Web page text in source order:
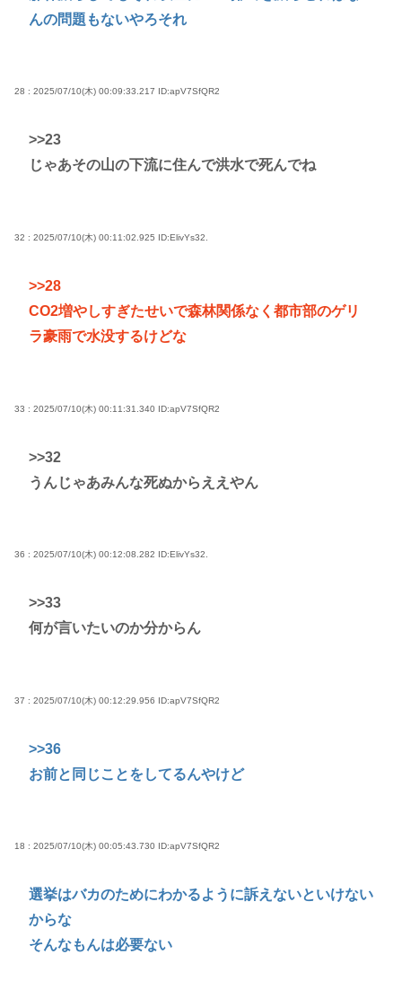
んの問題もないやろそれ
28 : 2025/07/10(木) 00:09:33.217 ID:apV7SfQR2
>>23
じゃあその山の下流に住んで洪水で死んでね
32 : 2025/07/10(木) 00:11:02.925 ID:ElivYs32.
>>28
CO2増やしすぎたせいで森林関係なく都市部のゲリ
ラ豪雨で水没するけどな
33 : 2025/07/10(木) 00:11:31.340 ID:apV7SfQR2
>>32
うんじゃあみんな死ぬからええやん
36 : 2025/07/10(木) 00:12:08.282 ID:ElivYs32.
>>33
何が言いたいのか分からん
37 : 2025/07/10(木) 00:12:29.956 ID:apV7SfQR2
>>36
お前と同じことをしてるんやけど
18 : 2025/07/10(木) 00:05:43.730 ID:apV7SfQR2
選挙はバカのためにわかるように訴えないといけない
からな
そんなもんは必要ない